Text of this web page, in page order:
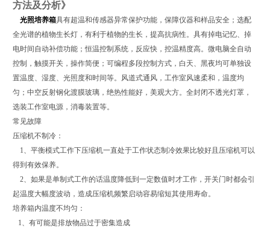
方法及分析》
光照培养箱具有超温和传感器异常保护功能，保障仪器和样品安全；选配
全光谱的植物生长灯，有利于植物的生长，提高抗病性。具有掉电记忆、掉
电时间自动补偿功能；恒温控制系统，反应快，控温精度高。微电脑全自动
控制，触摸开关，操作简便；可编程多段控制方式，白天、黑夜均可单独设
置温度、湿度、光照度和时间等。风道式通风，工作室风速柔和，温度均
匀；中空反射钢化渡膜玻璃，绝热性能好，美观大方。全封闭不透光灯罩，
选装工作室电源，消毒装置等。
常见故障
压缩机不制冷：
1、平衡模式工作下压缩机一直处于工作状态制冷效果比较好且压缩机可以
得到有效保养。
2、如果是单制式工作的话温度降低到一定数值时才工作，开关门时都会引
起温度大幅度波动，造成压缩机频繁启动容易缩短其使用寿命。
培养箱内温度不均匀：
1、有可能是排放物品过于密集造成